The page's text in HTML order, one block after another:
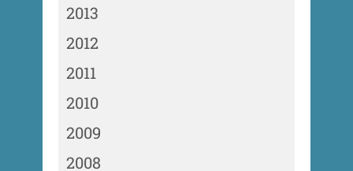
2013
2012
2011
2010
2009
2008